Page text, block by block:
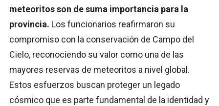
meteoritos son de suma importancia para la
provincia. Los funcionarios reafirmaron su
compromiso con la conservación de Campo del
Cielo, reconociendo su valor como una de las
mayores reservas de meteoritos a nivel global.
Estos esfuerzos buscan proteger un legado
cósmico que es parte fundamental de la identidad y